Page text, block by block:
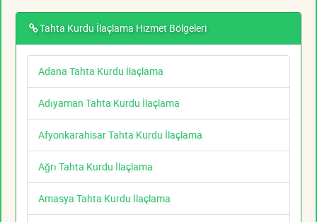
Tahta Kurdu İlaçlama Hizmet Bölgeleri
Adana Tahta Kurdu İlaçlama
Adıyaman Tahta Kurdu İlaçlama
Afyonkarahisar Tahta Kurdu İlaçlama
Ağrı Tahta Kurdu İlaçlama
Amasya Tahta Kurdu İlaçlama